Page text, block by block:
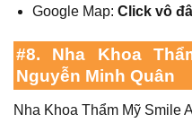
Google Map: Click vô
#8. Nha Khoa
Nguyễn Minh Quân
Nha Khoa Thẩm Mỹ Smile